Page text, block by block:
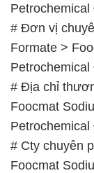
# Đơn vị
Formate >
# Địa chỉ
Foocmat
# Cty chuyên
Foocmat